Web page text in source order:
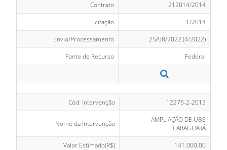
Contrato
212014/2014
Licitação
1/2014
Envio/Processamento
25/08/2022 (4/2022)
Fonte de Recurso
Federal
Cód. Intervenção 12276-2-2013
Nome da Intervenção
AMPLIAÇÃO DE UBS
CARAGUATÁ
Valor Estimado(R$)
141.000,00